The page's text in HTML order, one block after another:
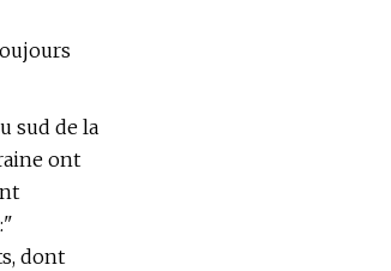
sud de la
ont
dont